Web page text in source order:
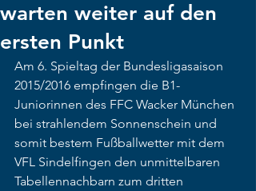
warten weiter auf den
ersten Punkt
Am 6. Spieltag der Bundesligasaison
2015/2016 empfingen die B1-
Juniorinnen des FFC Wacker München
bei strahlendem Sonnenschein und
somit bestem Fußballwetter mit dem
VFL Sindelfingen den unmittelbaren
Tabellennachbarn zum dritten